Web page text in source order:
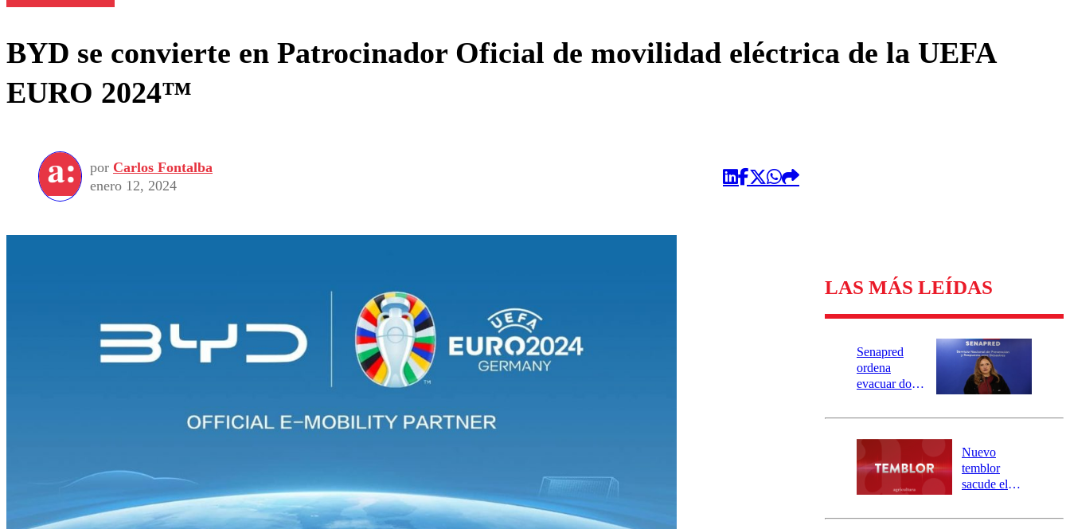
BYD se convierte en Patrocinador Oficial de movilidad eléctrica de la UEFA
EURO 2024™
por Carlos Fontalba
enero 12, 2024
LAS MÁS LEÍDAS
Senapred
ordena
evacuar dos
Carahue por
río Damas:
activa
mensajería
SAE
Nuevo
temblor
sacude el
revisa la